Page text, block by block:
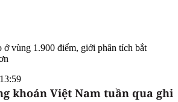
khoán Việt Nam tuần qua ghi